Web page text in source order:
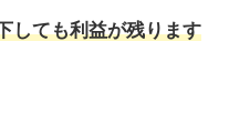
しても利益が残ります